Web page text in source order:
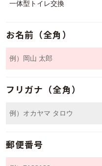
お名前（全角）
フリガナ（全角）
郵便番号